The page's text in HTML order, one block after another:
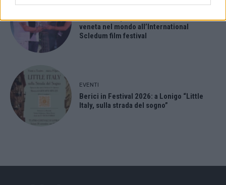
EVENTI
Paolo Gnutti premiato come eccellenza
veneta nel mondo all’International
Scledum film festival
EVENTI
Berici in Festival 2026: a Lonigo “Little
Italy, sulla strada del sogno”